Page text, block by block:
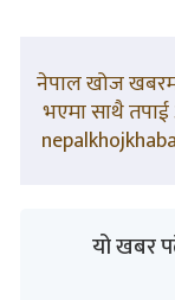
नेपाल खोज
भएमा साथै
यो खबर